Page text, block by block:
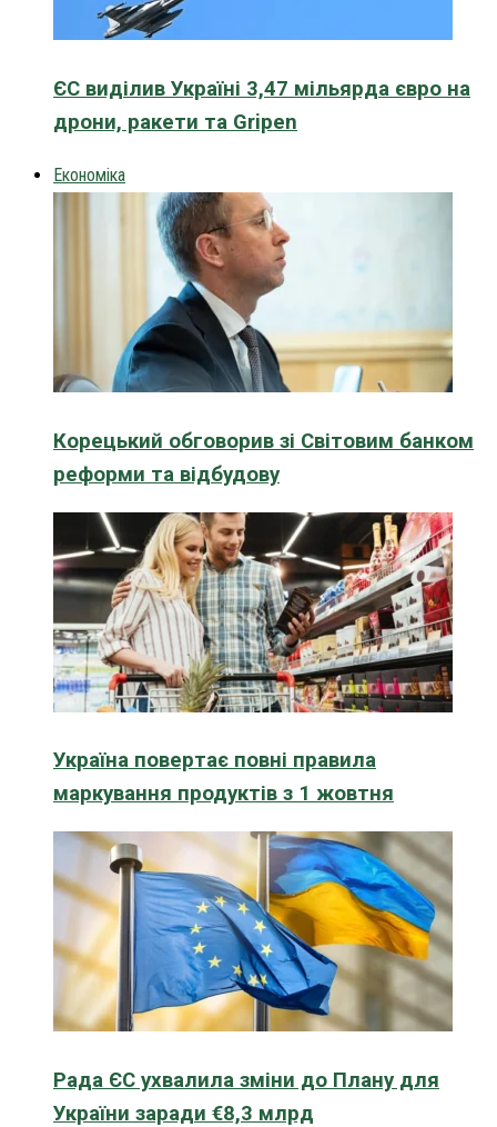
ЄС виділив Україні 3,47 мільярда євро на
дрони, ракети та Gripen
Економіка
Корецький обговорив зі Світовим банком
реформи та відбудову
Україна повертає повні правила
маркування продуктів з 1 жовтня
Рада ЄС ухвалила зміни до Плану для
України заради €8,3 млрд